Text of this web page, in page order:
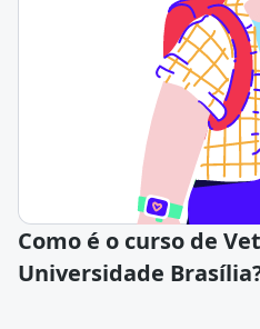
Como é o curso de
Universidade